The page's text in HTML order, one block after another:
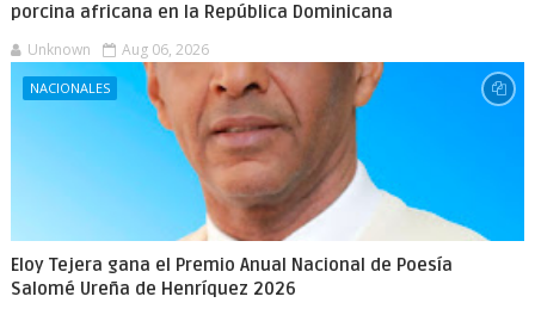
porcina africana en la República Dominicana
Unknown Aug 06, 2026
NACIONALES
Eloy Tejera gana el Premio Anual Nacional de Poesía
Salomé Ureña de Henríquez 2026